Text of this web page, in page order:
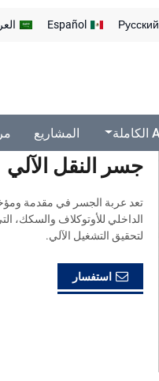
Русский
Español
المشاريع
جسر النقل الآلي
تعد عربة الجسر في مقدمة
الداخلي للأوتوكلاف والسكك،
لتحقيق التشغيل الآلي.
استفسار